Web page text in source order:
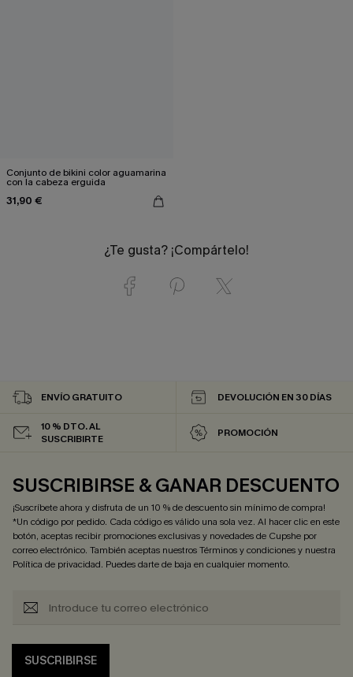
Conjunto de bikini color aguamarina
con la cabeza erguida
31,90 €
¿Te gusta? ¡Compártelo!
ENVÍO GRATUITO DEVOLUCIÓN EN 30 DÍAS
10 % DTO. AL
SUSCRIBIRTE
PROMOCIÓN
SUSCRIBIRSE & GANAR DESCUENTO
¡Suscríbete ahora y disfruta de un 10 % de descuento sin mínimo de compra!
*Un código por pedido. Cada código es válido una sola vez. Al hacer clic en este
botón, aceptas recibir promociones exclusivas y novedades de Cupshe por
correo electrónico. También aceptas nuestrosTérminos y condicionesy nuestra
Política de privacidad. Puedes darte de baja en cualquier momento.
SUSCRIBIRSE